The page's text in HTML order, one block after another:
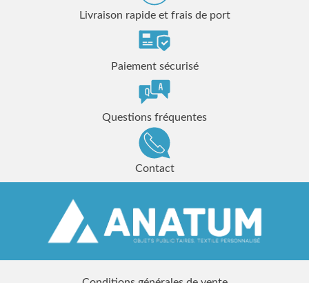
Livraison rapide et frais de port
Paiement sécurisé
Questions fréquentes
Contact